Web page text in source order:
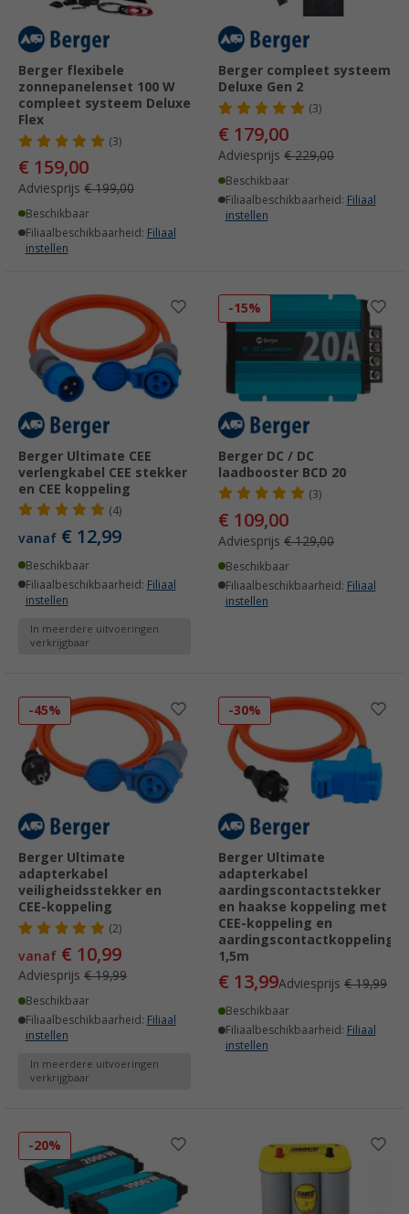
Berger flexibele
zonnepanelenset 100 W
compleet systeem Deluxe
Flex
(3)
€ 159,00
Adviesprijs € 199,00
Beschikbaar
Filiaalbeschikbaarheid: Filiaal
instellen
Berger compleet systeem
Deluxe Gen 2
(3)
€ 179,00
Adviesprijs € 229,00
Beschikbaar
Filiaalbeschikbaarheid: Filiaal
instellen
Berger Ultimate CEE
verlengkabel CEE stekker
en CEE koppeling
(4)
vanaf € 12,99
Beschikbaar
Filiaalbeschikbaarheid: Filiaal
instellen
In meerdere uitvoeringen
verkrijgbaar
-15%
Berger DC / DC
laadbooster BCD 20
(3)
€ 109,00
Adviesprijs € 129,00
Beschikbaar
Filiaalbeschikbaarheid: Filiaal
instellen
-45%
Berger Ultimate
adapterkabel
veiligheidsstekker en
CEE-koppeling
(2)
vanaf € 10,99
Adviesprijs € 19,99
Beschikbaar
Filiaalbeschikbaarheid: Filiaal
instellen
In meerdere uitvoeringen
verkrijgbaar
-30%
Berger Ultimate
adapterkabel
aardingscontactstekker
en haakse koppeling met
CEE-koppeling en
aardingscontactkoppeling
1,5m
€ 13,99Adviesprijs € 19,99
Beschikbaar
Filiaalbeschikbaarheid: Filiaal
instellen
-20%